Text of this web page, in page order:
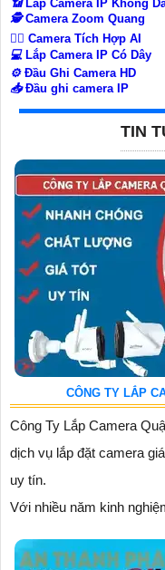
📶 Lắp Camera IP Không
🕵️Camera Zoom Quang
🧛‍♀️ Camera Tích Hợp AI
💻Lắp Camera IP Có Dây
⚙️Đầu Ghi Camera HD
📥Đầu ghi camera IP
TIN
CÔNG TY LẮP
Công Ty Lắp Camera
dịch vụ lắp đặt camera
uy tín.
Với nhiều năm kinh